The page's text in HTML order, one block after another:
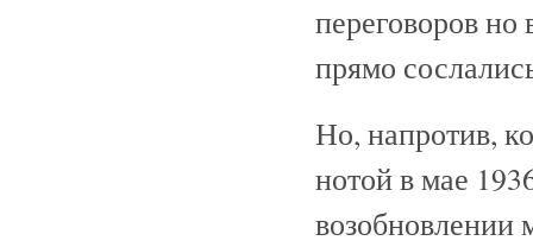
переговоров
прямо
Но, напротив,
нотой в мае
возобновлении